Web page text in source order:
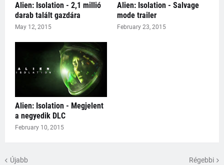
Alien: Isolation - 2,1 millió
darab talált gazdára
May 12, 2015
Alien: Isolation - Salvage
mode trailer
February 23, 2015
Alien: Isolation - Megjelent
a negyedik DLC
February 10, 2015
Újabb Régebbi